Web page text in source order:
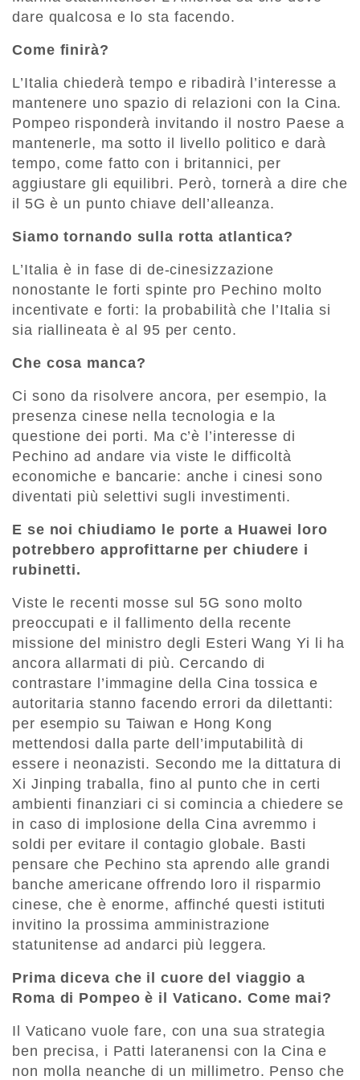
dare qualcosa e lo sta facendo.
Come finirà?
L’Italia chiederà tempo e ribadirà l’interesse a
mantenere uno spazio di relazioni con la Cina.
Pompeo risponderà invitando il nostro Paese a
mantenerle, ma sotto il livello politico e darà
tempo, come fatto con i britannici, per
aggiustare gli equilibri. Però, tornerà a dire che
il 5G è un punto chiave dell’alleanza.
Siamo tornando sulla rotta atlantica?
L’Italia è in fase di de-cinesizzazione
nonostante le forti spinte pro Pechino molto
incentivate e forti: la probabilità che l’Italia si
sia riallineata è al 95 per cento.
Che cosa manca?
Ci sono da risolvere ancora, per esempio, la
presenza cinese nella tecnologia e la
questione dei porti. Ma c’è l’interesse di
Pechino ad andare via viste le difficoltà
economiche e bancarie: anche i cinesi sono
diventati più selettivi sugli investimenti.
E se noi chiudiamo le porte a Huawei loro
potrebbero approfittarne per chiudere i
rubinetti.
Viste le recenti mosse sul 5G sono molto
preoccupati e il fallimento della recente
missione del ministro degli Esteri Wang Yi li ha
ancora allarmati di più. Cercando di
contrastare l’immagine della Cina tossica e
autoritaria stanno facendo errori da dilettanti:
per esempio su Taiwan e Hong Kong
mettendosi dalla parte dell’imputabilità di
essere i neonazisti. Secondo me la dittatura di
Xi Jinping traballa, fino al punto che in certi
ambienti finanziari ci si comincia a chiedere se
in caso di implosione della Cina avremmo i
soldi per evitare il contagio globale. Basti
pensare che Pechino sta aprendo alle grandi
banche americane offrendo loro il risparmio
cinese, che è enorme, affinché questi istituti
invitino la prossima amministrazione
statunitense ad andarci più leggera.
Prima diceva che il cuore del viaggio a
Roma di Pompeo è il Vaticano. Come mai?
Il Vaticano vuole fare, con una sua strategia
ben precisa, i Patti lateranensi con la Cina e
non molla neanche di un millimetro. Penso che